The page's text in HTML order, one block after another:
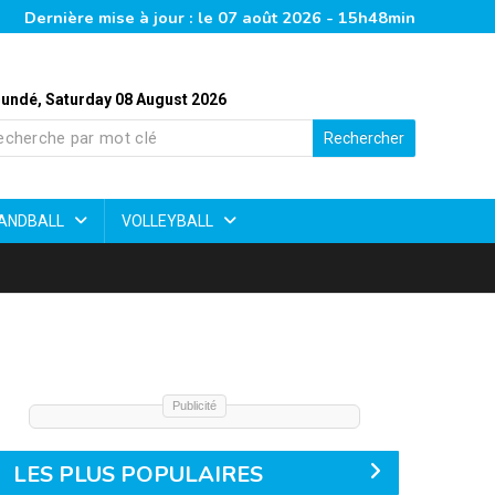
Dernière mise à jour : le 07 août 2026 - 15h48min
Saturday 08 August 2026
Rechercher
VOLLEYBALL
Publicité
LES PLUS POPULAIRES